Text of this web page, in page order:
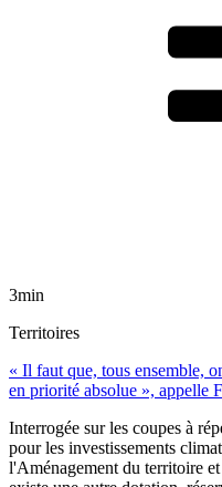
3min
Territoires
« Il faut que, tous ensemble,
en priorité absolue », appelle
Interrogée sur les coupes à
pour les investissements
l'Aménagement du territoire